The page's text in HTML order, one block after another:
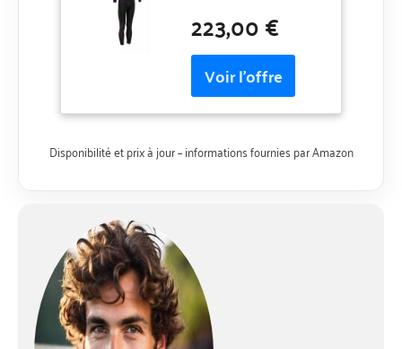
Homme 5mm
223,00 €
Disponibilité et prix à jour – informations fournies par Amazon